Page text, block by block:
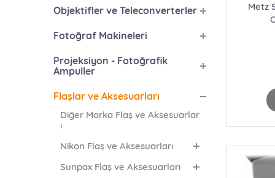
Objektifler ve Teleconverterler
Fotoğraf Makineleri
Projeksiyon - Fotoğrafik
Ampuller
Flaşlar ve Aksesuarları
Diğer Marka Flaş ve Aksesuarlar
ı
Nikon Flaş ve Aksesuarları
Sunpax Flaş ve Aksesuarları
Metz